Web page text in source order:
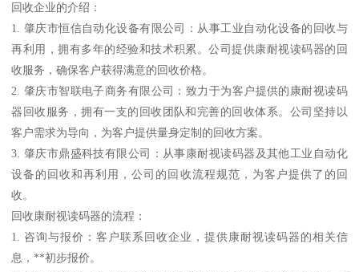
回收企业的介绍：
1. 肇庆市恒信自动化设备有限公司：从事工业自动化设备的回收与
再利用，拥有多年的经验和技术积累。公司提供康耐视读码器的回
收服务，确保客户获得满意的回收价格。
2. 肇庆市智联电子商务有限公司：致力于为客户提供的康耐视读码
器回收服务，拥有一支的回收团队和完善的回收体系。公司坚持以
客户需求为导向，为客户提供量身定制的回收方案。
3. 肇庆市鼎盛科技有限公司：从事康耐视读码器及其他工业自动化
设备的回收和再利用，公司的回收流程规范，为客户提供了的回
收。
回收康耐视读码器的流程：
1. 咨询与报价：客户联系回收企业，提供康耐视读码器的相关信
息，**初步报价。